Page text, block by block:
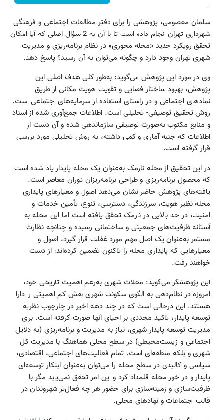
سلمان معصومی، پژوهشی را برای دفتر مطالعات اجتماعی و فرهنگی
شهرداری تهران انجام داده است تا با آن به 2 سؤال اصلی که آیا امکان
تحقق رویکرد جدید «محله محوری» در نظام برنامه‌ریزی و مدیریت
شهری تهران وجود دارد و چگونه می‌توان به آن رسید؟ پاسخ دهد.
وی در مورد این پژوهش می‌گوید: به‌طور کلی هدف اصلی این
پژوهش، بهبود ساختار فضایی و تقویت هویت مکانی از طریق
نمادهای اجتماعی و در راستای استفاده از سرمایه‌های اجتماعی است.
روش تحقیق توصیفی- تحلیلی است. اطلاعات جمع‌آوری شده از اسناد
و منابع مکتوب به‌صورت توصیفی سازماندهی شده و آن دست از
اطلاعات که جنبه آماری و کمی داشته، به روش تحلیلی مورد بررسی
قرار گرفته است.
در این تحقیق از محله نارمک به‌عنوان یک محله پایدار یاد شده است
که محصول برنامه‌ریزی و طراحی برنامه‌ریزان دوران معاصر است.
یافته‌های پژوهش حاضر نشان می‌دهد اصول و معیارهای پایداری
محله نظیر هویت، سرزندگی، دسترسی، تنوع، تأمین خدمات و
امنیت، در حد بالایی در نارمک تحقق یافته است اما این محله به
آستانه ظرفیت‌های جمعیتی و ساختمانی رسیده و چنانچه نظارت
مستمر به‌عنوان یک اصل مهم مورد غفلت قرار گیرد، اصول و
معیارهایی که پایداری محله را تاکنون تضمین کرده‌اند، از دست
خواهند رفت.
این پژوهشگر می‌گوید: محلات شهری به‌رغم اهمیت تاریخی خود،
امروزه در نظام‌دهی به الگوی سکونت شهری نقش کم اهمیتی را دارا
هستند. این درحالی است که در چند دهه اخیر در چارچوب نظریه
توسعه پایدار، تأکید مجددی بر احیای آنها صورت گرفته است. برای
مدیریت توسعه پایدار شهری، نیاز به مدیریت و برنامه‌ریزی (‌به دلایل
اجتماعی و زیست‌محیطی) در سطح محلی هماهنگ با مدیریت کل
شهری و بلکه منطقه‌ای است. تمام فعالیت‌های اجتماعی، اقتصادی،
سیاسی و کالبدی در سطح محله را می‌توان به‌عنوان ابتکار توسعه‌ای
پایدار و در خور محله قلمداد کرد و این امر تحقق نمی‌یابد مگر با
ظرفیت‌سازی و زمینه‌سازی برای حضور هر چه فعال‌تر شهروندان در
قالب اجتماعات و نهادهای محلی.